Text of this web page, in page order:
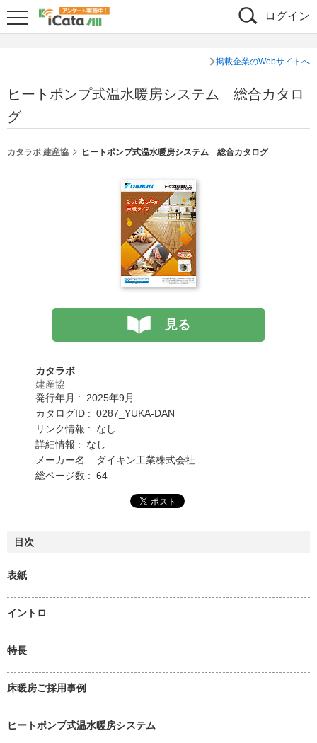
ログイン
掲載企業のWebサイトへ
ヒートポンプ式温水暖房システム 総合カタロ
グ
カタラボ 建産協 ヒートポンプ式温水暖房システム 総合カタログ
見る
カタラボ
建産協
発行年月 : 2025年9月
カタログID : 0287_YUKA-DAN
リンク情報 : なし
詳細情報 : なし
メーカー名 : ダイキン工業株式会社
総ページ数 : 64
目次
表紙
イントロ
特長
床暖房ご採用事例
ヒートポンプ式温水暖房システム